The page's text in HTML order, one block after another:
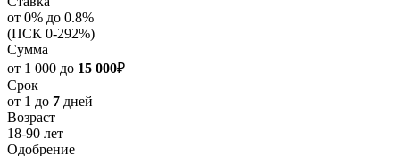
от 0% до 0.8%
(ПСК 0-292%)
Сумма
от 1 000 до 15 000₽
Срок
от 1 до 7 дней
Возраст
18-90 лет
Одобрение